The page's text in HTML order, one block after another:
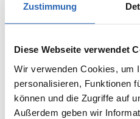
Zustimmung
Diese Webseite verwendet
Wir verwenden Cookies, um
personalisieren, Funktionen
können und die Zugriffe auf
Außerdem geben wir
Diesel 0
5 Sitze
8 Gänge